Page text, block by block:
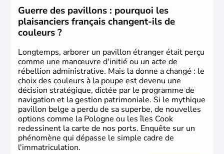
Guerre des pavillons : pourquoi les
plaisanciers français changent-ils de
couleurs ?
Longtemps, arborer un pavillon étranger était perçu
comme une manœuvre d'initié ou un acte de
rébellion administrative. Mais la donne a changé : le
choix des couleurs à la poupe est devenu une
décision stratégique, dictée par le programme de
navigation et la gestion patrimoniale. Si le mythique
pavillon belge a perdu de sa superbe, de nouvelles
options comme la Pologne ou les îles Cook
redessinent la carte de nos ports. Enquête sur un
phénomène qui dépasse le simple cadre de
l'immatriculation.